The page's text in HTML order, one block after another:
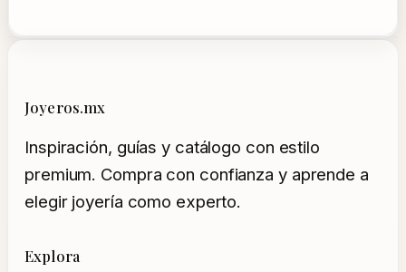
Joyeros.mx
Inspiración, guías y catálogo con estilo
premium. Compra con confianza y aprende a
elegir joyería como experto.
Explora